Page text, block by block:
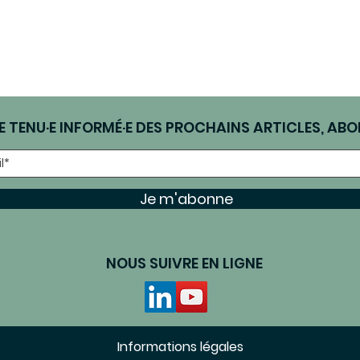
TENU·E INFORMÉ·E DES PROCHAINS ARTICLES,
Je m'abonne
NOUS SUIVRE EN LIGNE
Informations légales